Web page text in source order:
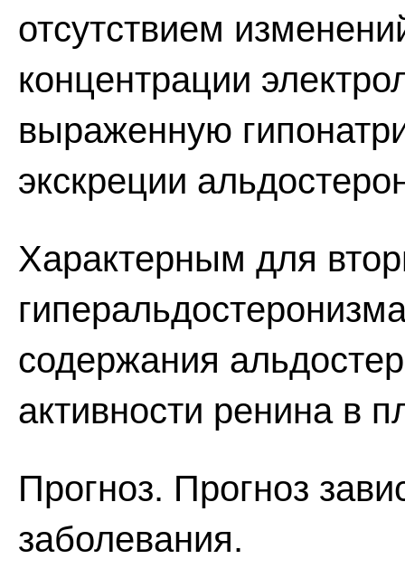
отсутствием
концентрации
выраженную
экскреции
Характерным для
содержания
активности ренина в
Прогноз. Прогноз
заболевания.